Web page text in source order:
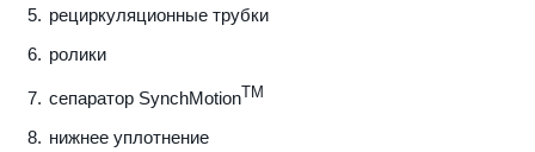
рециркуляционные трубки
ролики
сепаратор SynchMotion TM
нижнее уплотнение